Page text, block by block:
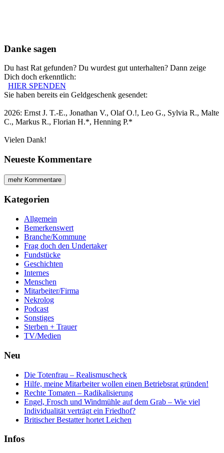
Danke sagen
Du hast Rat gefunden? Du wurdest gut unterhalten? Dann zeige
Dich doch erkenntlich:
HIER SPENDEN
Sie haben bereits ein Geldgeschenk gesendet:
2026: Ernst J. T.-E., Jonathan V., Olaf O.!, Leo G., Sylvia R., Malte
C., Markus R., Florian H.*, Henning P.*
Vielen Dank!
Neueste Kommentare
mehr Kommentare
Kategorien
Allgemein
Bemerkenswert
Branche/Kommune
Frag doch den Undertaker
Fundstücke
Geschichten
Internes
Menschen
Mitarbeiter/Firma
Nekrolog
Podcast
Sonstiges
Sterben + Trauer
TV/Medien
Neu
Die Totenfrau – Realismuscheck
Hilfe, meine Mitarbeiter wollen einen Betriebsrat gründen!
Rechte Tomaten – Radikalisierung
Engel, Frosch und Windmühle auf dem Grab – Wie viel
Individualität verträgt ein Friedhof?
Britischer Bestatter hortet Leichen
Infos